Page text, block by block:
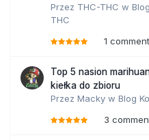
Przez THC-THC w
THC
1 comment
Top 5 nasion
kiełka do zbioru
Przez Macky w Blog
3